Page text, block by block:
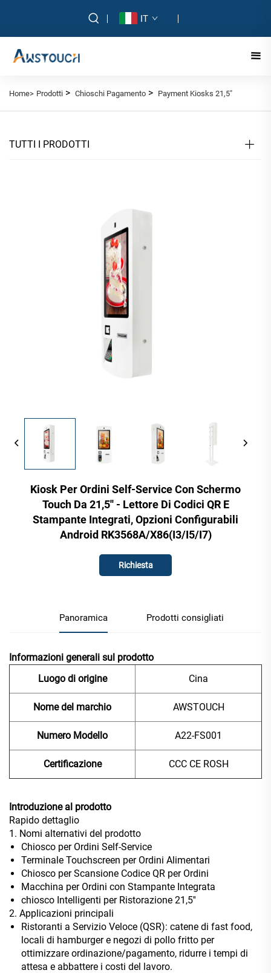
IT
Home> Prodotti > Chioschi Pagamento > Payment Kiosks 21,5"
TUTTI I PRODOTTI
Kiosk Per Ordini Self-Service Con Schermo
Touch Da 21,5'' - Lettore Di Codici QR E
Stampante Integrati, Opzioni Configurabili
Android RK3568A/X86(I3/I5/I7)
Richiesta
Panoramica Prodotti consigliati
Informazioni generali sul prodotto
Luogo di origine
Cina
Nome del marchio AWSTOUCH
Numero Modello A22-FS001
Certificazione CCC CE ROSH
Introduzione al prodotto
Rapido dettaglio
1. Nomi alternativi del prodotto
Chiosco per Ordini Self-Service
Terminale Touchscreen per Ordini Alimentari
Chiosco per Scansione Codice QR per Ordini
Macchina per Ordini con Stampante Integrata
chiosco Intelligenti per Ristorazione 21,5''
2. Applicazioni principali
Ristoranti a Servizio Veloce (QSR): catene di fast food,
locali di hamburger e negozi di pollo fritto per
ottimizzare ordinazione/pagamento, ridurre i tempi di
attesa e abbattere i costi del lavoro.